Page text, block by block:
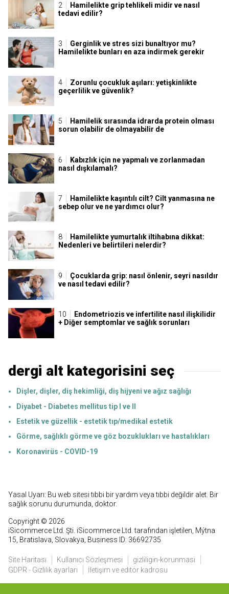
Hamilelikte grip tehlikeli midir ve nasıl
tedavi edilir?
Gerginlik ve stres sizi bunaltıyor mu?
Hamilelikte bunları en aza indirmek gerekir
Zorunlu çocukluk aşıları: yetişkinlikte
geçerlilik ve güvenlik?
Hamilelik sırasında idrarda protein olması
sorun olabilir de olmayabilir de
Kabızlık için ne yapmalı ve zorlanmadan
nasıl dışkılamalı?
Hamilelikte kaşıntılı cilt? Cilt yanmasına ne
sebep olur ve ne yardımcı olur?
Hamilelikte yumurtalık iltihabına dikkat:
Nedenleri ve belirtileri nelerdir?
Çocuklarda grip: nasıl önlenir, seyri nasıldır
ve nasıl tedavi edilir?
Endometriozis ve infertilite nasıl ilişkilidir
+ Diğer semptomlar ve sağlık sorunları
dergi alt kategorisini seç
Dişler, dişler, diş hekimliği, diş hijyeni ve ağız sağlığı
Diyabet - Diabetes mellitus tip I ve II
Estetik ve güzellik - estetik tıp/medikal estetik
Görme, sağlıklı görme ve göz bozuklukları ve hastalıkları
Koronavirüs - COVID-19
Yasal Uyarı: Bu web sitesi tıbbi bir yardım veya tıbbi değildir alet. Bir
sağlık sorunu durumunda, doktor.
Copyright © 2026
iSicommerce Ltd. Şti. iSicommerce Ltd. tarafından işletilen, Mýtna
15, Bratislava, Slovakya, Business ID: 36692735
Site Haritası Kullanıcı Sözleşmesi
gizliligin-korunmasi
GDPR - Gizlilik ayarları
İletişim ve editör kadrosu